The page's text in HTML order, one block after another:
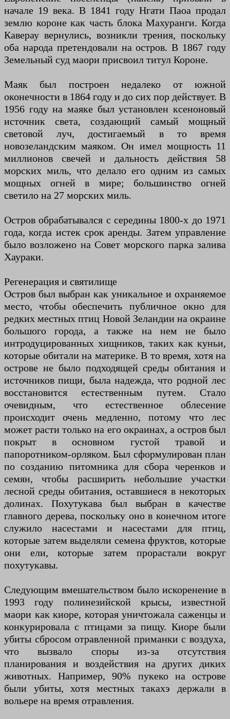
начале 19 века. В 1841 году Нгати Паоа продал
землю короне как часть блока Махуранги. Когда
Каверау вернулись, возникли трения, поскольку
оба народа претендовали на остров. В 1867 году
Земельный суд маори присвоил титул Короне.
Маяк был построен недалеко от южной
оконечности в 1864 году и до сих пор действует. В
1956 году на маяке был установлен ксеноновый
источник света, создающий самый мощный
световой луч, достигаемый в то время
новозеландским маяком. Он имел мощность 11
миллионов свечей и дальность действия 58
морских миль, что делало его одним из самых
мощных огней в мире; большинство огней
светило на 27 морских миль.
Остров обрабатывался с середины 1800-х до 1971
года, когда истек срок аренды. Затем управление
было возложено на Совет морского парка залива
Хаураки.
Регенерация и святилище
Остров был выбран как уникальное и охраняемое
место, чтобы обеспечить публичное окно для
редких местных птиц Новой Зеландии на окраине
большого города, а также на нем не было
интродуцированных хищников, таких как куньи,
которые обитали на материке. В то время, хотя на
острове не было подходящей среды обитания и
источников пищи, была надежда, что родной лес
восстановится естественным путем. Стало
очевидным, что естественное облесение
происходит очень медленно, потому что лес
может расти только на его окраинах, а остров был
покрыт в основном густой травой и
папоротником-орляком. Был сформулирован план
по созданию питомника для сбора черенков и
семян, чтобы расширить небольшие участки
лесной среды обитания, оставшиеся в некоторых
долинах. Похутукава был выбран в качестве
главного дерева, поскольку оно в конечном итоге
служило насестами и насестами для птиц,
которые затем выделяли семена фруктов, которые
они ели, которые затем прорастали вокруг
похутукавы.
Следующим вмешательством было искоренение в
1993 году полинезийской крысы, известной
маори как киоре, которая уничтожала саженцы и
конкурировала с птицами за пищу. Киоре были
убиты сбросом отравленной приманки с воздуха,
что вызвало споры из-за отсутствия
планирования и воздействия на других диких
животных. Например, 90% пукеко на острове
были убиты, хотя местных такахэ держали в
вольере на время отравления.